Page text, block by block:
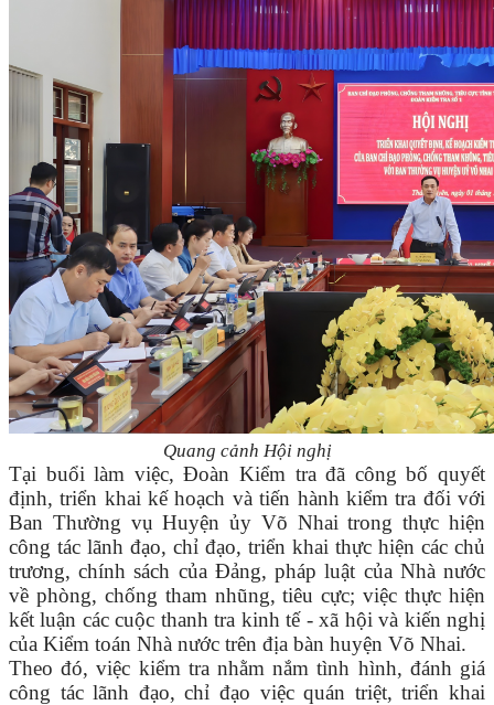
Quang cảnh Hội nghị
Tại buổi làm việc, Đoàn Kiểm tra đã công bố quyết
định, triển khai kế hoạch và tiến hành kiểm tra đối với
Ban Thường vụ Huyện ủy Võ Nhai trong thực hiện
công tác lãnh đạo, chỉ đạo, triển khai thực hiện các chủ
trương, chính sách của Đảng, pháp luật của Nhà nước
về phòng, chống tham nhũng, tiêu cực; việc thực hiện
kết luận các cuộc thanh tra kinh tế - xã hội và kiến nghị
của Kiểm toán Nhà nước trên địa bàn huyện Võ Nhai.
Theo đó, việc kiểm tra nhằm nắm tình hình, đánh giá
công tác lãnh đạo, chỉ đạo việc quán triệt, triển khai